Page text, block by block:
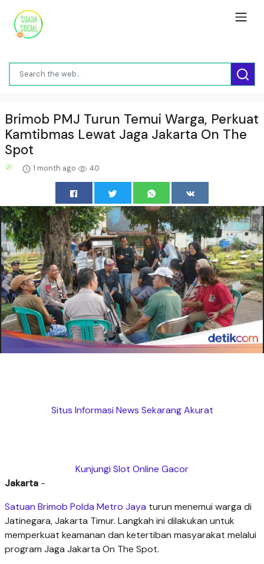
Brimob PMJ Turun Temui Warga, Perkuat
Kamtibmas Lewat Jaga Jakarta On The
Spot
1 month ago 40
Situs Informasi News Sekarang Akurat
Kunjungi Slot Online Gacor
Jakarta -
Satuan Brimob Polda Metro Jaya turun menemui warga di
Jatinegara, Jakarta Timur. Langkah ini dilakukan untuk
memperkuat keamanan dan ketertiban masyarakat melalui
program Jaga Jakarta On The Spot.